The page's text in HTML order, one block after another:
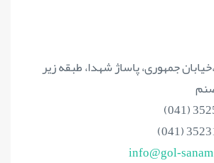
جمهوری، پاساژ شهدا، طبقه زیر
info@gol-